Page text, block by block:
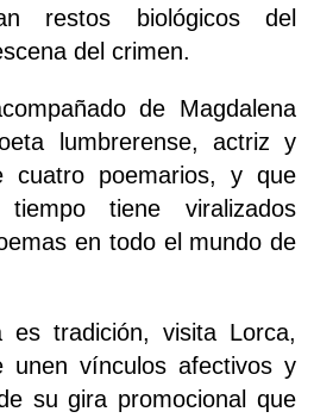
restos biológicos del
del crimen.
de Magdalena
lumbrerense, actriz y
cuatro poemarios, y que
tiene viralizados
en todo el mundo de
tradición, visita Lorca,
vínculos afectivos y
su gira promocional que